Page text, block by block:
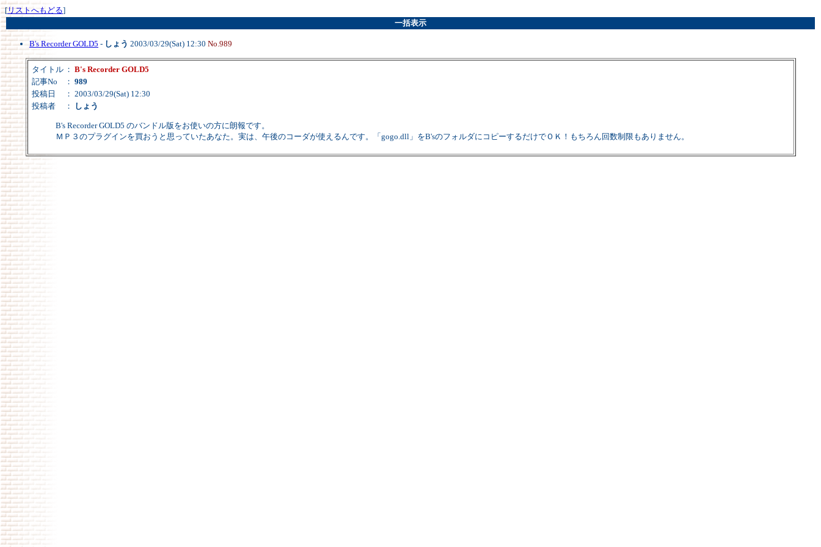
[リストへもどる]
一括表示
B's Recorder GOLD5 - しょう 2003/03/29(Sat) 12:30 No.989
タイトル ： B's Recorder GOLD5
記事No
： 989
投稿日
： 2003/03/29(Sat) 12:30
投稿者
： しょう
B's Recorder GOLD5 のバンドル版をお使いの方に朗報です。
ＭＰ３のプラグインを買おうと思っていたあなた。実は、午後のコーダが使えるんです。「gogo.dll」をB'sのフォルダにコピーするだけでＯＫ！もちろん回数制限もありません。